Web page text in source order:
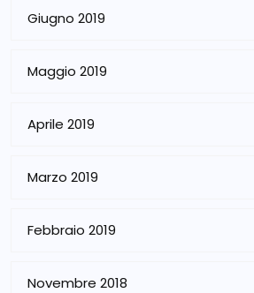
Giugno 2019
Maggio 2019
Aprile 2019
Marzo 2019
Febbraio 2019
Novembre 2018